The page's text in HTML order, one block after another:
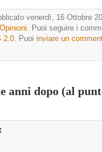
venerdì, 16 Ottobre
. Puoi seguire i
2.0 . Puoi inviare un
anni dopo (al